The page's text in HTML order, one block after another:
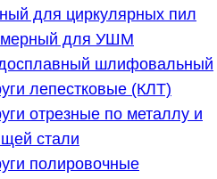
для циркулярных пил
для УШМ
шлифовальный
лепестковые (КЛТ)
отрезные по металлу и
стали
полировочные